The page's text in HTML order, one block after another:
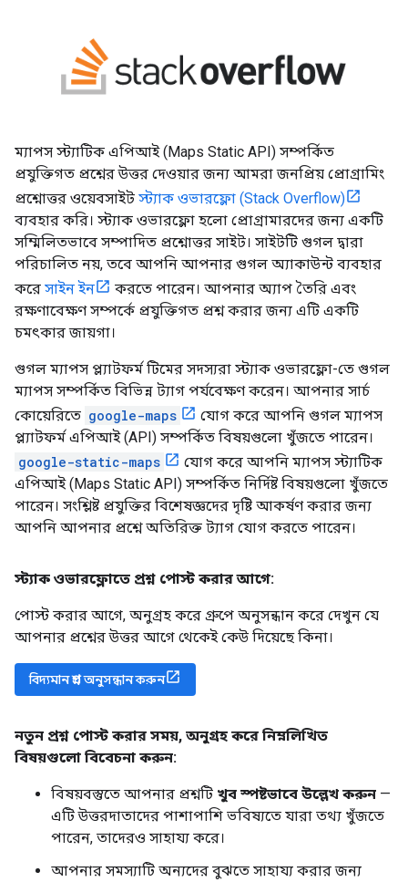
ম্যাপস স্ট্যাটিক এপিআই (Maps Static API) সম্পর্কিত
প্রযুক্তিগত প্রশ্নের উত্তর দেওয়ার জন্য আমরা জনপ্রিয় প্রোগ্রামিং
প্রশ্নোত্তর ওয়েবসাইট স্ট্যাক ওভারফ্লো (Stack Overflow)
ব্যবহার করি। স্ট্যাক ওভারফ্লো হলো প্রোগ্রামারদের জন্য একটি
সম্মিলিতভাবে সম্পাদিত প্রশ্নোত্তর সাইট। সাইটটি গুগল দ্বারা
পরিচালিত নয়, তবে আপনি আপনার গুগল অ্যাকাউন্ট ব্যবহার
করে সাইন ইন
করতে পারেন। আপনার অ্যাপ তৈরি এবং
রক্ষণাবেক্ষণ সম্পর্কে প্রযুক্তিগত প্রশ্ন করার জন্য এটি একটি
চমৎকার জায়গা।
গুগল ম্যাপস প্ল্যাটফর্ম টিমের সদস্যরা স্ট্যাক ওভারফ্লো-তে গুগল
ম্যাপস সম্পর্কিত বিভিন্ন ট্যাগ পর্যবেক্ষণ করেন। আপনার সার্চ
কোয়েরিতে google-maps
যোগ করে আপনি গুগল ম্যাপস
প্ল্যাটফর্ম এপিআই (API) সম্পর্কিত বিষয়গুলো খুঁজতে পারেন।
google-static-maps
যোগ করে আপনি ম্যাপস স্ট্যাটিক
এপিআই (Maps Static API) সম্পর্কিত নির্দিষ্ট বিষয়গুলো খুঁজতে
পারেন। সংশ্লিষ্ট প্রযুক্তির বিশেষজ্ঞদের দৃষ্টি আকর্ষণ করার জন্য
আপনি আপনার প্রশ্নে অতিরিক্ত ট্যাগ যোগ করতে পারেন।
স্ট্যাক ওভারফ্লোতে প্রশ্ন পোস্ট করার আগে:
পোস্ট করার আগে, অনুগ্রহ করে গ্রুপে অনুসন্ধান করে দেখুন যে
আপনার প্রশ্নের উত্তর আগে থেকেই কেউ দিয়েছে কিনা।
বিদ্যমান প্রশ্ন অনুসন্ধান করুন
নতুন প্রশ্ন পোস্ট করার সময়, অনুগ্রহ করে নিম্নলিখিত
বিষয়গুলো বিবেচনা করুন:
বিষয়বস্তুতে আপনার প্রশ্নটি খুব স্পষ্টভাবে উল্লেখ করুন —
এটি উত্তরদাতাদের পাশাপাশি ভবিষ্যতে যারা তথ্য খুঁজতে
পারেন, তাদেরও সাহায্য করে।
আপনার সমস্যাটি অন্যদের বুঝতে সাহায্য করার জন্য